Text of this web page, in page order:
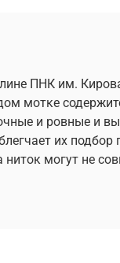
ПНК им.
мотке
и ровные и
их подбор
ниток могут не